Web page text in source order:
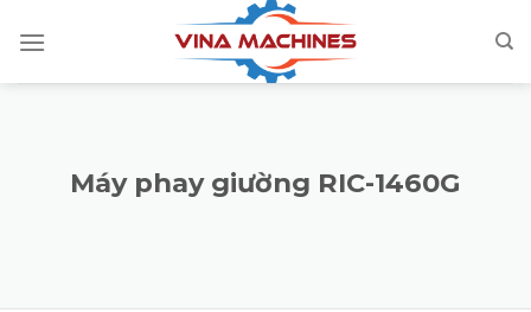
Máy phay giường RIC-1460G